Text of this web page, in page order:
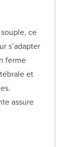
ce
s’adapter
ferme
et
assure